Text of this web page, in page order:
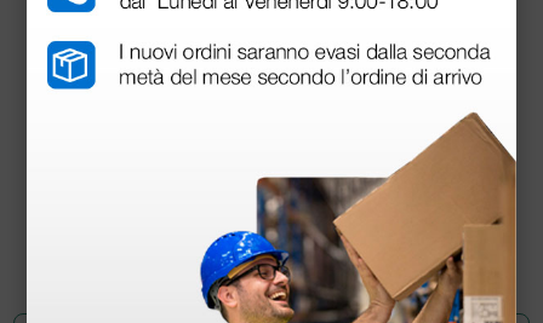
Bracciale Welch Allyn FlexiPort™ completo con